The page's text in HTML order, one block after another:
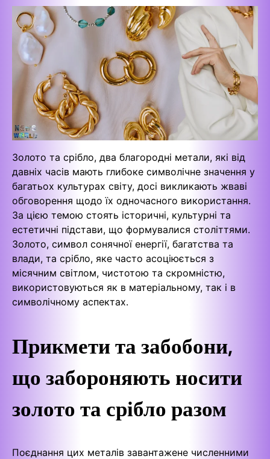
Золото та срібло, два благородні метали, які від
давніх часів мають глибоке символічне значення у
багатьох культурах світу, досі викликають жваві
обговорення щодо їх одночасного використання.
За цією темою стоять історичні, культурні та
естетичні підстави, що формувалися століттями.
Золото, символ сонячної енергії, багатства та
влади, та срібло, яке часто асоціюється з
місячним світлом, чистотою та скромністю,
використовуються як в матеріальному, так і в
символічному аспектах.
Прикмети та забобони,
що забороняють носити
золото та срібло разом
Поєднання цих металів завантажене численними